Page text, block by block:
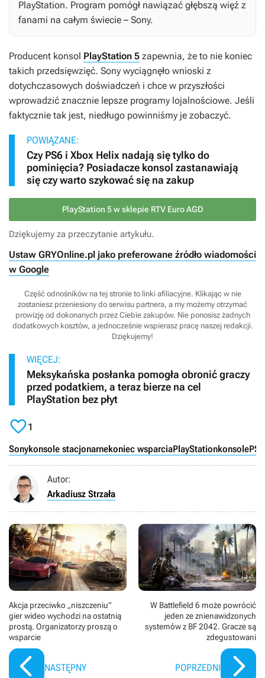
PlayStation. Program pomógł nawiązać głębszą więź z
fanami na całym świecie – Sony.
Producent konsol PlayStation 5 zapewnia, że to nie koniec
takich przedsięwzięć. Sony wyciągnęło wnioski z
dotychczasowych doświadczeń i chce w przyszłości
wprowadzić znacznie lepsze programy lojalnościowe. Jeśli
faktycznie tak jest, niedługo powinniśmy je zobaczyć.
POWIĄZANE:
Czy PS6 i Xbox Helix nadają się tylko do
pominięcia? Posiadacze konsol zastanawiają
się czy warto szykować się na zakup
PlayStation 5 w sklepie RTV Euro AGD
Dziękujemy za przeczytanie artykułu.
Ustaw GRYOnline.pl jako preferowane źródło wiadomości
w Google
Część odnośników na tej stronie to linki afiliacyjne. Klikając w nie
zostaniesz przeniesiony do serwisu partnera, a my możemy otrzymać
prowizję od dokonanych przez Ciebie zakupów. Nie ponosisz żadnych
dodatkowych kosztów, a jednocześnie wspierasz pracę naszej redakcji.
Dziękujemy!
WIĘCEJ:
Meksykańska posłanka pomogła obronić graczy
przed podatkiem, a teraz bierze na cel
PlayStation bez płyt
1
Sonykonsole stacjonarnekoniec wsparciaPlayStationkonsolePS5
Autor:
Arkadiusz Strzała
Akcja przeciwko „niszczeniu”
gier wideo wychodzi na ostatnią
prostą. Organizatorzy proszą o
wsparcie
NASTĘPNY
W Battlefield 6 może powrócić
jeden ze znienawidzonych
systemów z BF 2042. Gracze są
zdegustowani
POPRZEDNI